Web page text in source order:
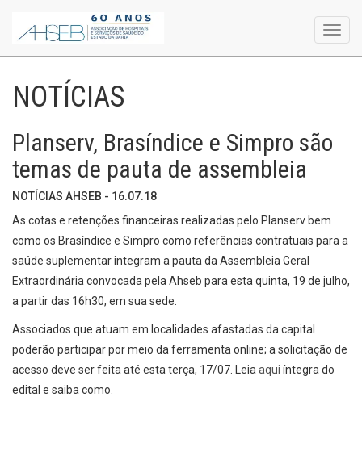
NOTÍCIAS
Planserv, Brasíndice e Simpro são
temas de pauta de assembleia
NOTÍCIAS AHSEB - 16.07.18
As cotas e retenções financeiras realizadas pelo Planserv bem
como os Brasíndice e Simpro como referências contratuais para a
saúde suplementar integram a pauta da Assembleia Geral
Extraordinária convocada pela Ahseb para esta quinta, 19 de julho,
a partir das 16h30, em sua sede.
Associados que atuam em localidades afastadas da capital
poderão participar por meio da ferramenta online; a solicitação de
acesso deve ser feita até esta terça, 17/07. Leia aqui íntegra do
edital e saiba como.